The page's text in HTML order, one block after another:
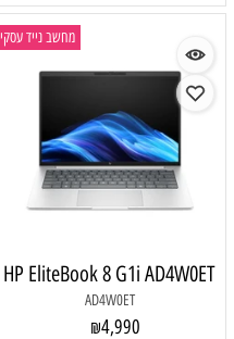
מחשב נייד עסקי
HP EliteBook 8 G1i AD4W0ET
AD4W0ET
₪4,990